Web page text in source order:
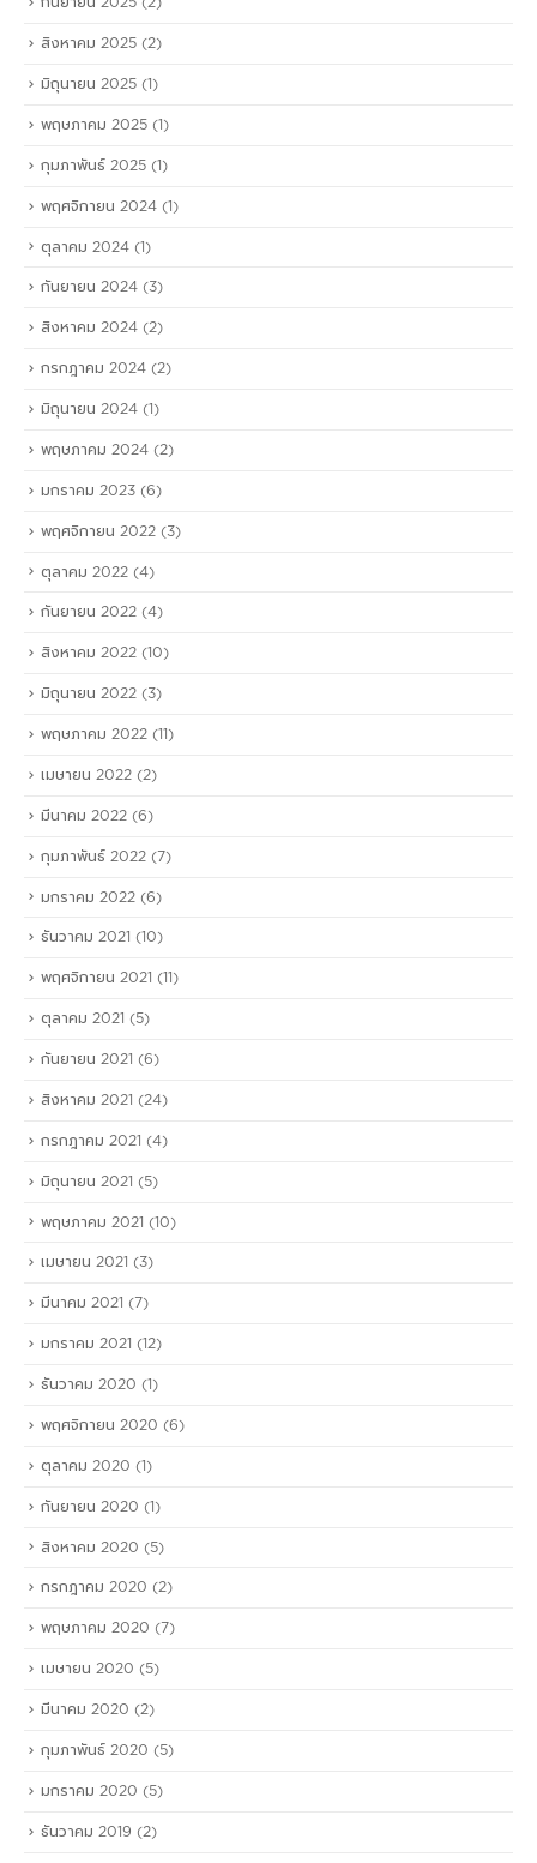
สิงหาคม 2025 (2)
มิถุนายน 2025 (1)
พฤษภาคม 2025 (1)
กุมภาพันธ์ 2025 (1)
พฤศจิกายน 2024 (1)
ตุลาคม 2024 (1)
กันยายน 2024 (3)
สิงหาคม 2024 (2)
กรกฎาคม 2024 (2)
มิถุนายน 2024 (1)
พฤษภาคม 2024 (2)
มกราคม 2023 (6)
พฤศจิกายน 2022 (3)
ตุลาคม 2022 (4)
กันยายน 2022 (4)
สิงหาคม 2022 (10)
มิถุนายน 2022 (3)
พฤษภาคม 2022 (11)
เมษายน 2022 (2)
มีนาคม 2022 (6)
กุมภาพันธ์ 2022 (7)
มกราคม 2022 (6)
ธันวาคม 2021 (10)
พฤศจิกายน 2021 (11)
ตุลาคม 2021 (5)
กันยายน 2021 (6)
สิงหาคม 2021 (24)
กรกฎาคม 2021 (4)
มิถุนายน 2021 (5)
พฤษภาคม 2021 (10)
เมษายน 2021 (3)
มีนาคม 2021 (7)
มกราคม 2021 (12)
ธันวาคม 2020 (1)
พฤศจิกายน 2020 (6)
ตุลาคม 2020 (1)
กันยายน 2020 (1)
สิงหาคม 2020 (5)
กรกฎาคม 2020 (2)
พฤษภาคม 2020 (7)
เมษายน 2020 (5)
มีนาคม 2020 (2)
กุมภาพันธ์ 2020 (5)
มกราคม 2020 (5)
ธันวาคม 2019 (2)